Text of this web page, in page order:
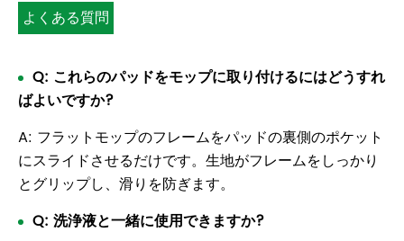
よくある質問
Q: これらのパッドをモップに取り付けるにはどうすれ
ばよいですか?
A: フラットモップのフレームをパッドの裏側のポケット
にスライドさせるだけです。生地がフレームをしっかり
とグリップし、滑りを防ぎます。
Q: 洗浄液と一緒に使用できますか?